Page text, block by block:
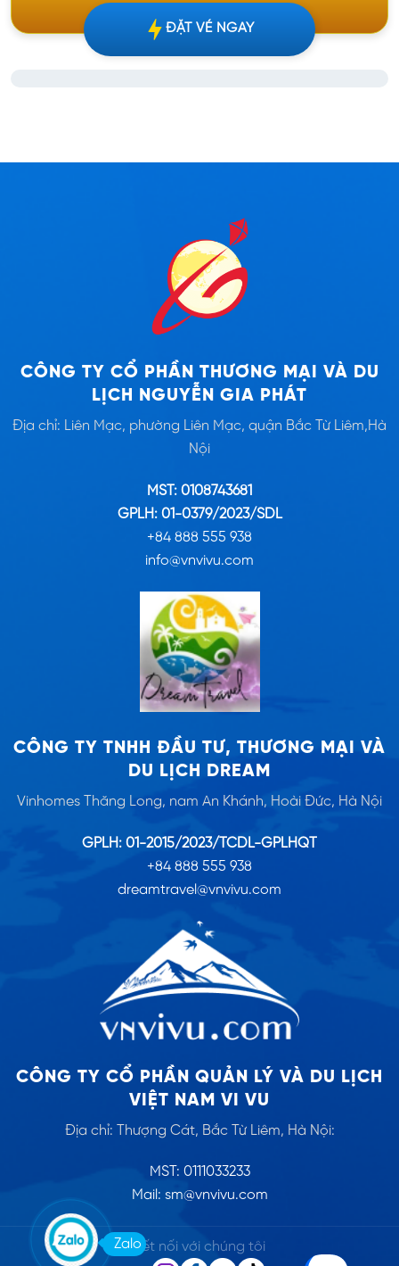
ĐẶT VÉ NGAY
CÔNG TY CỔ PHẦN THƯƠNG MẠI VÀ DU
LỊCH NGUYỄN GIA PHÁT
Địa chỉ: Liên Mạc, phường Liên Mạc, quận Bắc Từ Liêm,Hà
Nội
MST: 0108743681
GPLH: 01-0379/2023/SDL
+84 888 555 938
info@vnvivu.com
CÔNG TY TNHH ĐẦU TƯ, THƯƠNG MẠI VÀ
DU LỊCH DREAM
Vinhomes Thăng Long, nam An Khánh, Hoài Đức, Hà Nội
GPLH: 01-2015/2023/TCDL-GPLHQT
+84 888 555 938
dreamtravel@vnvivu.com
CÔNG TY CỔ PHẦN QUẢN LÝ VÀ DU LỊCH
VIỆT NAM VI VU
Địa chỉ: Thượng Cát, Bắc Từ Liêm, Hà Nội:
MST: 0111033233
Mail: sm@vnvivu.com
Kết nối với chúng tôi
Zalo